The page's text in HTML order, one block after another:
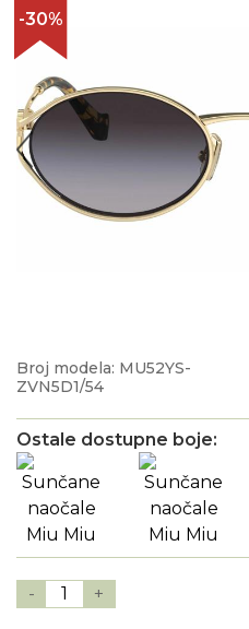
-30%
Broj modela: MU52YS-
ZVN5D1/54
Ostale dostupne boje:
- 1 +